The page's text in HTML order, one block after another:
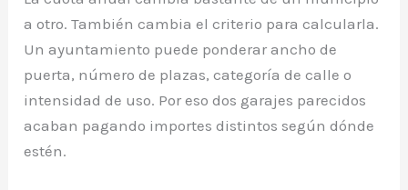
a otro. También cambia el criterio para calcularla.
Un ayuntamiento puede ponderar ancho de
puerta, número de plazas, categoría de calle o
intensidad de uso. Por eso dos garajes parecidos
acaban pagando importes distintos según dónde
estén.